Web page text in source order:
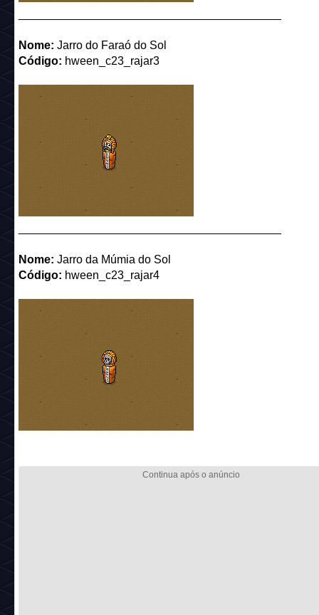
Nome: Jarro do Faraó do Sol
Código: hween_c23_rajar3
Nome: Jarro da Múmia do Sol
Código: hween_c23_rajar4